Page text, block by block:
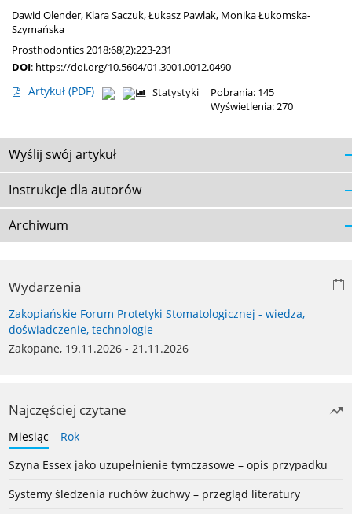
Dawid Olender, Klara Saczuk,Łukasz Pawlak, Monika Łukomska-
Szymańska
Prosthodontics 2018;68(2):223-231
DOI: https://doi.org/10.5604/01.3001.0012.0490
Artykuł (PDF) Statystyki
Pobrania: 145
Wyświetlenia: 270
Wyślij swój artykuł
Instrukcje dla autorów
Archiwum
Wydarzenia
Zakopiańskie Forum Protetyki Stomatologicznej - wiedza,
doświadczenie, technologie
Zakopane, 19.11.2026 - 21.11.2026
Najczęściej czytane
Miesiąc
Rok
Szyna Essex jako uzupełnienie tymczasowe – opis przypadku
Systemy śledzenia ruchów żuchwy – przegląd literatury